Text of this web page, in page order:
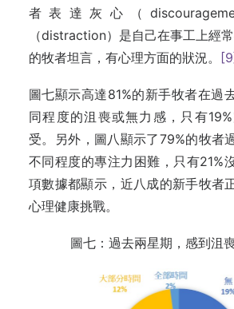
者表達灰心（
（distraction）是自己在事工上經
的牧者坦言，有心理方面的狀況。
圖七顯示高達81%的新手牧者在過
同程度的沮喪或無力感，只有
受。另外，圖八顯示了79%的牧者
不同程度的專注力困難，只有21%
項數據都顯示，近八成的新手牧者
心理健康挑戰。
圖七：過去兩星期，感到沮